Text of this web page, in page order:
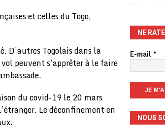
à la tête de la FIFA
d’oxygène financière
ECONOMIE
Bally Bagayoko visé par une plainte d’une asso
et celles du Togo,
D’autres Togolais dans la
peuvent s’apprêter à le faire
du covid-19 le 20 mars
Le déconfinement en
NE
E-mail*
NOUS